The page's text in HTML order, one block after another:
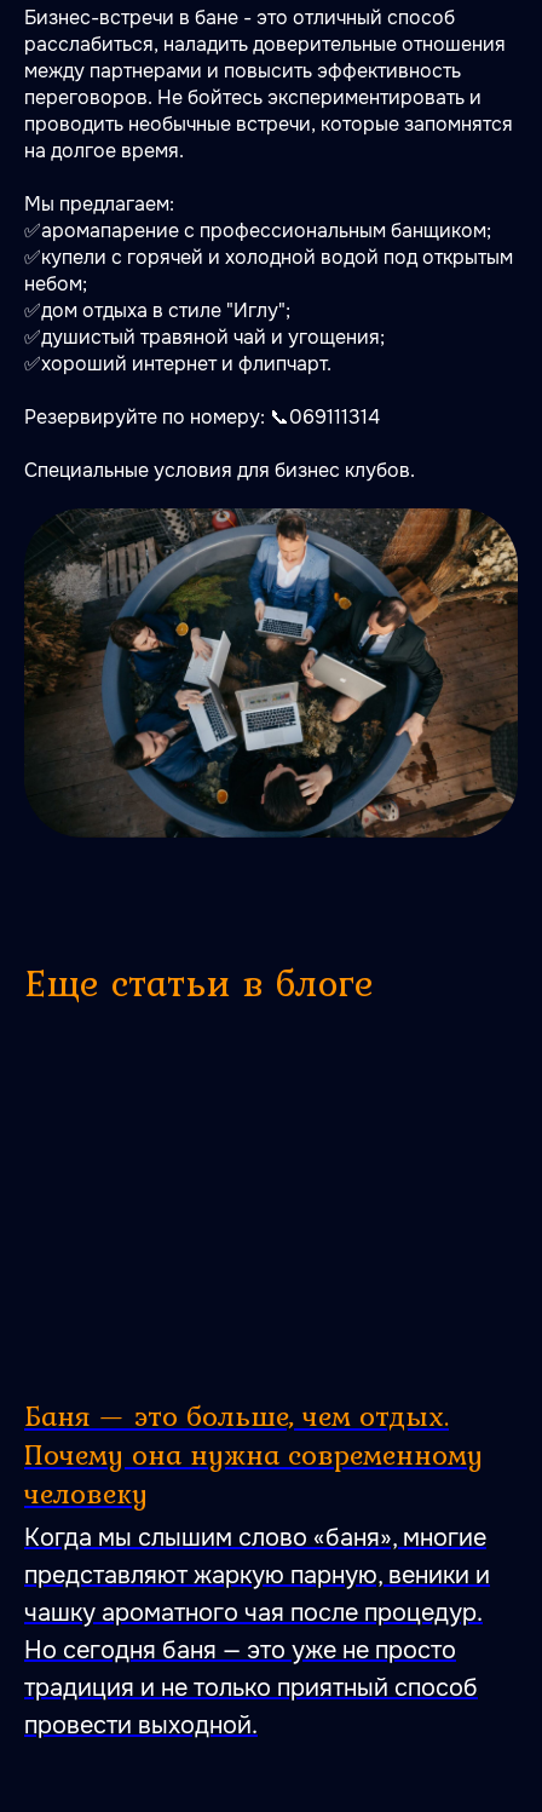
Бизнес-встречи в бане - это отличный способ
расслабиться, наладить доверительные отношения
между партнерами и повысить эффективность
переговоров. Не бойтесь экспериментировать и
проводить необычные встречи, которые запомнятся
на долгое время.
Мы предлагаем:
✅аромапарение с профессиональным банщиком;
✅купели с горячей и холодной водой под открытым
небом;
✅дом отдыха в стиле "Иглу";
✅душистый травяной чай и угощения;
✅хороший интернет и флипчарт.
Резервируйте по номеру: 📞069111314
Специальные условия для бизнес клубов.
Еще статьи в блоге
Баня — это больше, чем отдых.
Почему она нужна современному
человеку
Когда мы слышим слово «баня», многие
представляют жаркую парную, веники и
чашку ароматного чая после процедур.
Но сегодня баня — это уже не просто
традиция и не только приятный способ
провести выходной.